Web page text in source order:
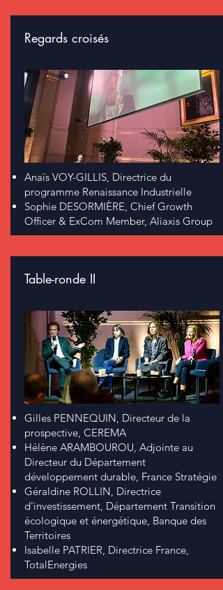
Regards croisés
Anaïs VOY-GILLIS, Directrice du
programme Renaissance Industrielle
Sophie DESORMIÈRE, Chief Growth
Officer & ExCom Member, Aliaxis Group
Table-ronde II
Gilles PENNEQUIN, Directeur de la
prospective, CEREMA
Hélène ARAMBOUROU, Adjointe au
Directeur du Département
développement durable, France Stratégie
Géraldine ROLLIN, Directrice
d'investissement, Département Transition
écologique et énergétique, Banque des
Territoires
Isabelle PATRIER, Directrice France,
TotalEnergies